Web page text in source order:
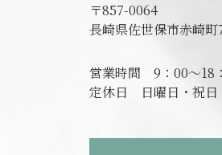
〒857-0064
長崎県佐世保市赤崎町
営業時間 9：00～18
定休日
日曜日・祝日